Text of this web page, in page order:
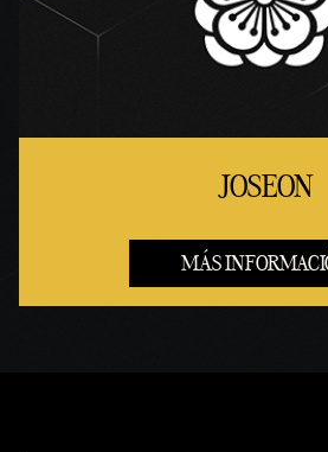
JOSEON
MÁS